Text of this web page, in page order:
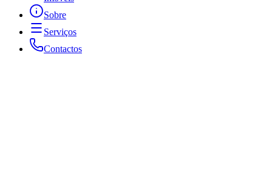
Sobre
Serviços
Contactos